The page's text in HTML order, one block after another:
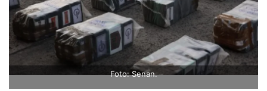
Foto: Senan.